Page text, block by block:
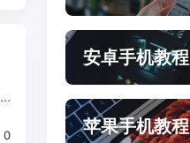
0
安卓手机教程
苹果手机教程